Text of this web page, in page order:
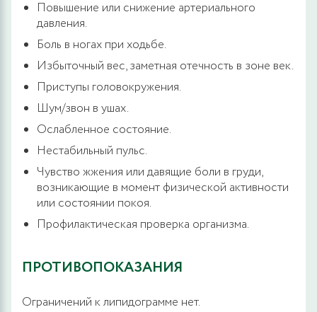
Повышение или снижение артериального
давления.
Боль в ногах при ходьбе.
Избыточный вес, заметная отечность в зоне век.
Приступы головокружения.
Шум/звон в ушах.
Ослабленное состояние.
Нестабильный пульс.
Чувство жжения или давящие боли в груди,
возникающие в момент физической активности
или состоянии покоя.
Профилактическая проверка организма.
ПРОТИВОПОКАЗАНИЯ
Ограничений к липидограмме нет.